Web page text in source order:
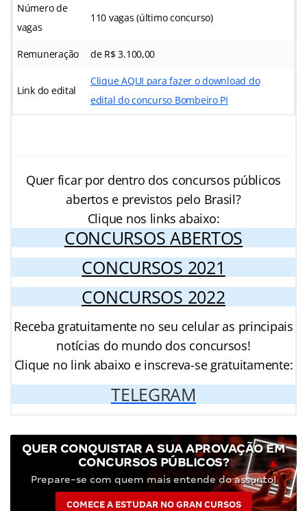
Número de
vagas
110 vagas (último concurso)
Remuneração de R$ 3.100,00
Link do edital
Clique AQUI para fazer o download do
edital do concurso Bombeiro PI
Quer ficar por dentro dos concursos públicos
abertos e previstos pelo Brasil?
Clique nos links abaixo:
CONCURSOS ABERTOS
CONCURSOS 2021
CONCURSOS 2022
Receba gratuitamente no seu celular as principais
notícias do mundo dos concursos!
Clique no link abaixo e inscreva-se gratuitamente:
TELEGRAM
QUER CONQUISTAR A SUA APROVAÇÃO EM
CONCURSOS PÚBLICOS?
Prepare-se com quem mais entende do assunto!
COMECE A ESTUDAR NO GRAN CURSOS